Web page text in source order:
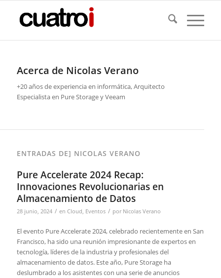
Acerca de Nicolas Verano
+20 años de experiencia en informática, Arquitecto
Especialista en Pure Storage y Veeam
ENTRADAS DE] NICOLAS VERANO
Pure Accelerate 2024 Recap:
Innovaciones Revolucionarias en
Almacenamiento de Datos
28 junio, 2024 / en Cloud, Eventos / por Nicolas Verano
El evento Pure Accelerate 2024, celebrado recientemente en San
Francisco, ha sido una reunión impresionante de expertos en
tecnología, líderes de la industria y profesionales del
almacenamiento de datos. Este año, Pure Storage ha
deslumbrado a los asistentes con una serie de anuncios